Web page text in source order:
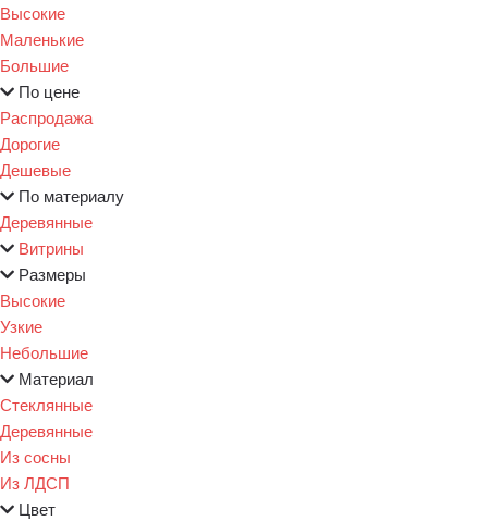
Высокие
Маленькие
Большие
По цене
Распродажа
Дорогие
Дешевые
По материалу
Деревянные
Витрины
Размеры
Высокие
Узкие
Небольшие
Материал
Стеклянные
Деревянные
Из сосны
Из ЛДСП
Цвет